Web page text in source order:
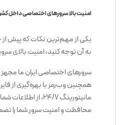
امنیت بالا سرورهای اختصاصی داخل
یکی از مهم‌ترین نکات که پیش از
به آن توجه کنید، امنیت بالای
سرورهای اختصاصی ایران ما
همچنین وب‌رمز با بهره‌گیری از
مانیتورینگ 24/7، از
محافظت و امنیت سرور شما را